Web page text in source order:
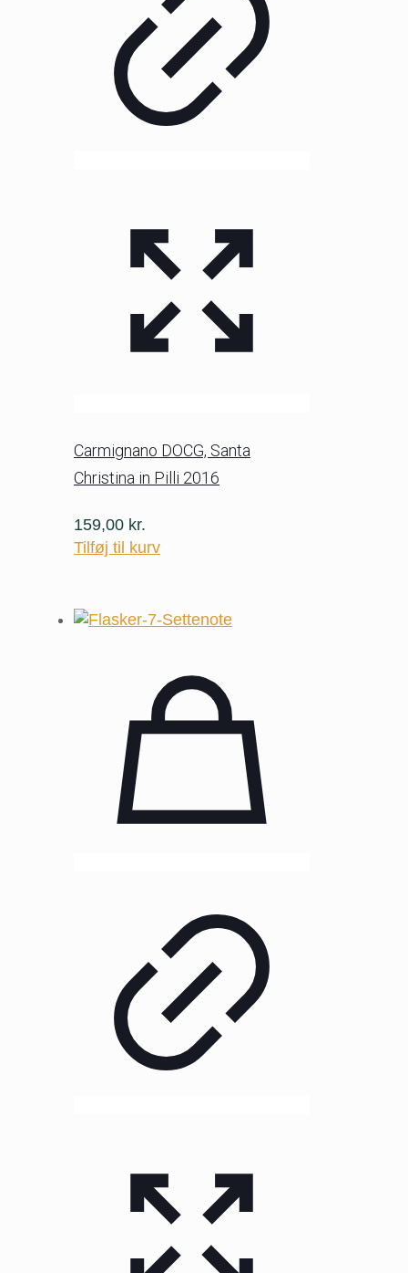
Carmignano DOCG, Santa
Christina in Pilli 2016
159,00 kr.
Tilføj til kurv